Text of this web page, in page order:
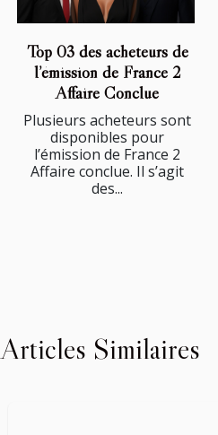
Top 03 des acheteurs de
l’émission de France 2
Affaire Conclue
Plusieurs acheteurs sont
disponibles pour
l’émission de France 2
Affaire conclue. Il s’agit
des...
Articles Similaires